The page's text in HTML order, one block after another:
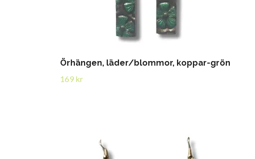
Örhängen, läder/blommor, koppar-grön
169 kr